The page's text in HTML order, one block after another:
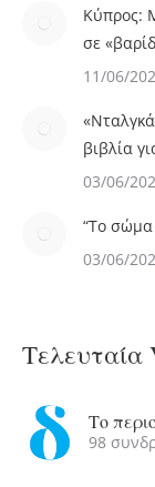
Κύπρος:
σε
11/06/
βιβλία
03/06/
“Το σώμα
03/06/
Τελευταία
Το
98